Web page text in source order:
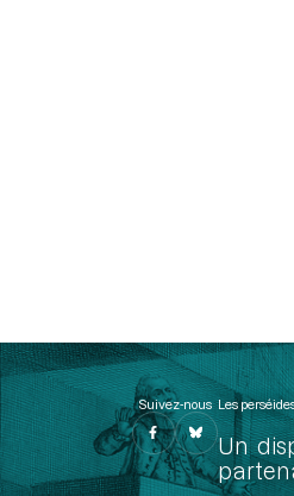
Suivez-nous Les
Un